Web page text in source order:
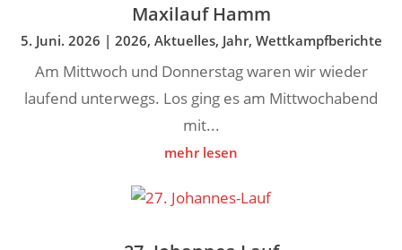
Maxilauf Hamm
5. Juni. 2026 | 2026, Aktuelles, Jahr, Wettkampfberichte
Am Mittwoch und Donnerstag waren wir wieder
laufend unterwegs. Los ging es am Mittwochabend
mit...
mehr lesen